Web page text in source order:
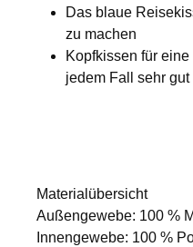
Das blaue
zu machen
Kopfkissen für
jedem Fall sehr gut
Materialübersicht
Außengewebe: 100 %
Innengewebe: 100 %